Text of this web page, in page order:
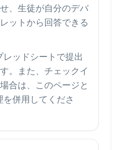
、生徒が自分のデバ
ットから回答できる
ッドシートで提出
。また、チェックイ
合は、このページと
を併用してくださ